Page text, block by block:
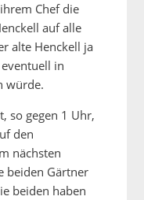
Chef die
auf alle
alte Henckell ja
in
würde.
so gegen 1 Uhr,
den
nächsten
beiden Gärtner
beiden haben